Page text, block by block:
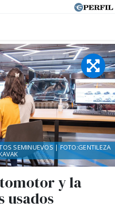
y la
usados
SEMINUEVOS | FOTO:GENTILEZA